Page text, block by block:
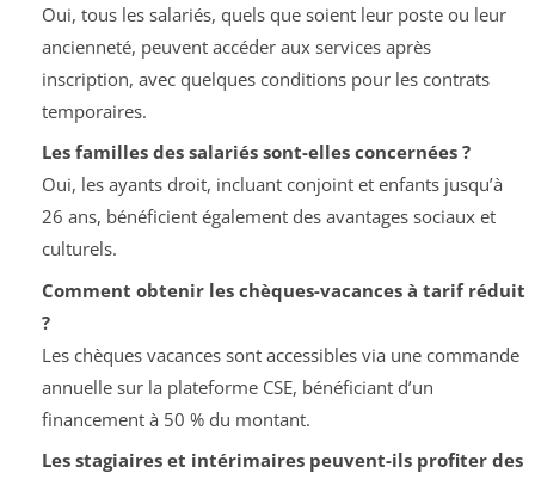
Oui, tous les salariés, quels que soient leur poste ou leur
ancienneté, peuvent accéder aux services après
inscription, avec quelques conditions pour les contrats
temporaires.
Les familles des salariés sont-elles concernées ?
Oui, les ayants droit, incluant conjoint et enfants jusqu’à
26 ans, bénéficient également des avantages sociaux et
culturels.
Comment obtenir les chèques-vacances à tarif réduit
?
Les chèques vacances sont accessibles via une commande
annuelle sur la plateforme CSE, bénéficiant d’un
financement à 50 % du montant.
Les stagiaires et intérimaires peuvent-ils profiter des